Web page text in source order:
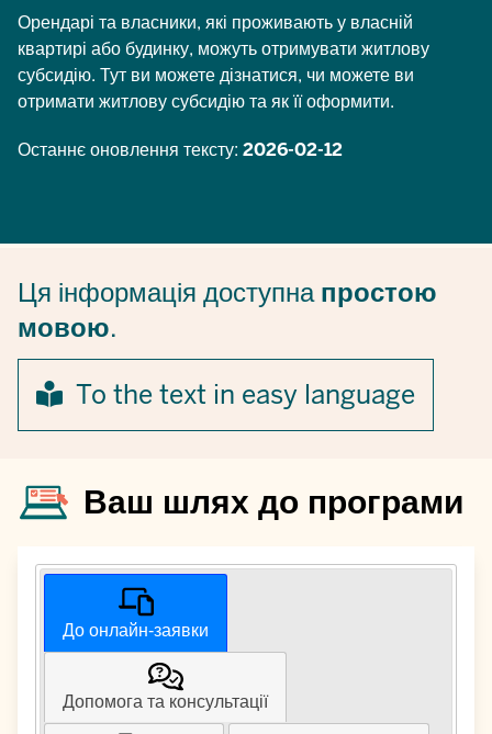
Орендарі та власники, які проживають у власній
квартирі або будинку, можуть отримувати житлову
субсидію. Тут ви можете дізнатися, чи можете ви
отримати житлову субсидію та як її оформити.
Останнє оновлення тексту: 2026-02-12
Ця інформація доступнапростою
мовою.
To the text in easy language
Ваш шлях до програми
До онлайн-заявки
Допомога та консультації